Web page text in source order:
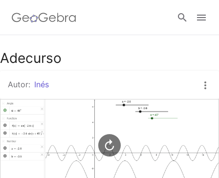
GeoGebra Classroom
Abrir sesión
Adecurso
Autor: Inés